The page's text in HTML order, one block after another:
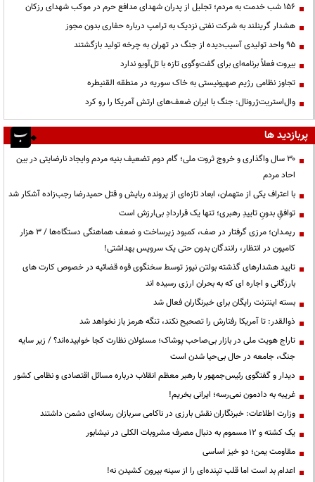
۱۵۶ شب خدمت به مردم؛ تجلیل از پدران شهدای مدافع حرم در موکب شهدای رزکان
هشدار گرینلند به شرکت نفتی نزدیک به ترامپ درباره حفاری بدون مجوز
95 واحد تولیدی آسیب‌دیده از جنگ در تهران به چرخه تولید بازگشتند
بیروت فعلاً برنامه‌ای برای گفت‌وگوی تازه با تل‌آویو ندارد
تجاوز نظامی رژیم صهیونیستی به خاک سوریه در منطقه القنیطره
وال‌استریت‌ژرونال: جنگ با ایران ضعف‌های ارتش آمریکا را رو کرد
پربازدید ها
۳۰ سال واگذاری و خروج ثروت ملی؛ گام دوم تضعیف بنیه مردم وایجاد نارضایتی در بین
احاد مردم
با اعتراف یکی از متهمان، ابعاد تازه‌ای از پرونده ربایش و قتل حمیدرضا رجب‌زاده آشکار شد
توافقِ بدونِ تاییدِ رهبری؛ تنها یک قراردادِ بی‌ارزش است
ریمـدان؛ مرزی گرفتار در صف، کمبود زیرساخت و ضعف هماهنگی دستگاه‌ها / ۳ هزار
کامیون در انتظار، رانندگان بدون حتی یک سرویس بهداشتی!
تایید هشدارهای گذشته بولتن نیوز توسط سخنگوی قوه قضائیه در خصوص کارت های
بارزگانی و اجاره ای که به بحران ارزی رسیده اند
بسته اینترنت رایگان برای خبرنگاران فعال شد
ذوالقدر: تا آمریکا رفتارش را تصحیح نکند، تنگه هرمز باز نخواهد شد
تاراج هویت ملی در بازار بی‌صاحب پوشاک؛ مسئولان نظارت کجا خوابیده‌اند؟ / زیر سایه
جنگ، جامعه در حال بی‌حیا شدن است
دیدار و گفتگوی رئیس‌جمهور با رهبر معظم انقلاب درباره مسائل اقتصادی و نظامی کشور
غریبه به دادمون نمی‌رسه؛ ایرانی بخریم!
وزارت اطلاعات: خبرنگاران نقش بارزی در ناکامی سربازان رسانه‌ای دشمن داشتند
یک کشته و ۱۲ مسموم به دنبال مصرف مشروبات الکلی در نیشابور
مقاومت یمن؛ دو خیز اساسی
اعدام بد است اما قلب تپنده‌ای را از سینه بیرون کشیدن نه!